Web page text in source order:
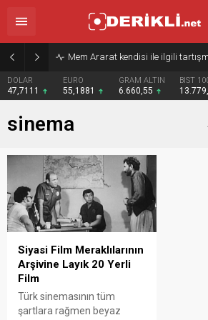
Mem Ararat kendisi ile ilgili
DOLAR
47,7111
EURO
55,1881
GRAM ALTIN
6.660,55
BIST
sinema
Siyasi Film Meraklılarının
Arşivine Layık 20 Yerli
Film
Türk sinemasının tüm
şartlara rağmen beyaz